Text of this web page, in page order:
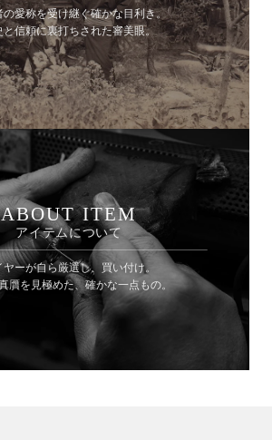
の愛称を受け継ぐ確かな目利き。
と信頼に裏打ちされた審美眼。
ABOUT ITEM
アイテムについて
ヤーが自ら厳選し、買い付け。
贋を見極めた、確かな一点もの。